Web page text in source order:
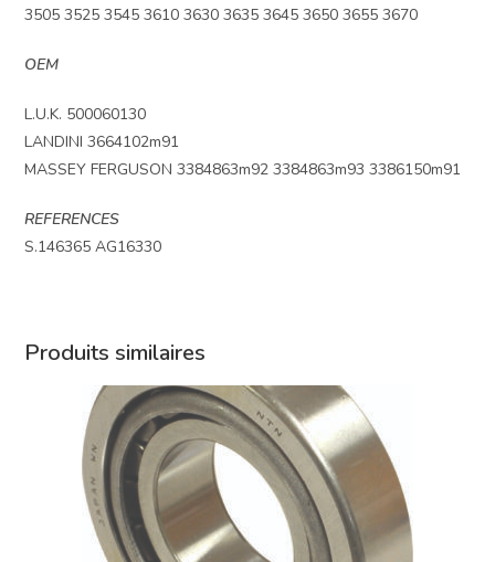
3505 3525 3545 3610 3630 3635 3645 3650 3655 3670
OEM
L.U.K. 500060130
LANDINI 3664102m91
MASSEY FERGUSON 3384863m92 3384863m93 3386150m91
REFERENCES
S.146365 AG16330
Produits similaires